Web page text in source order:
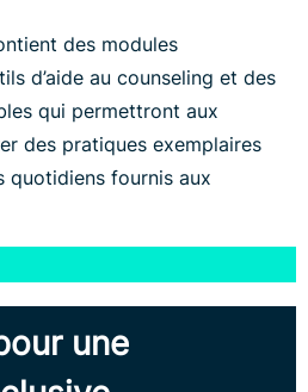
des modules
d’aide au counseling et des
qui permettront aux
des pratiques exemplaires
quotidiens fournis aux
une